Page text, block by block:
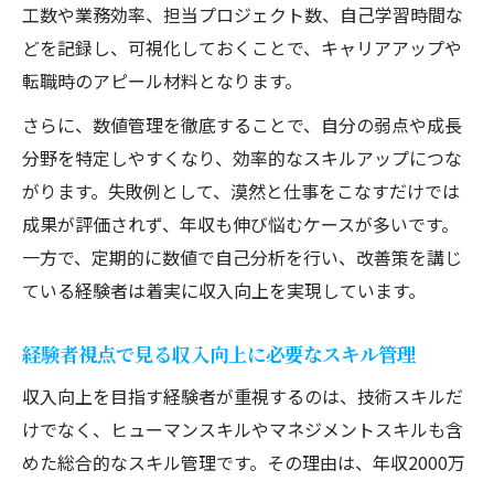
工数や業務効率、担当プロジェクト数、自己学習時間な
どを記録し、可視化しておくことで、キャリアアップや
転職時のアピール材料となります。
さらに、数値管理を徹底することで、自分の弱点や成長
分野を特定しやすくなり、効率的なスキルアップにつな
がります。失敗例として、漠然と仕事をこなすだけでは
成果が評価されず、年収も伸び悩むケースが多いです。
一方で、定期的に数値で自己分析を行い、改善策を講じ
ている経験者は着実に収入向上を実現しています。
経験者視点で見る収入向上に必要なスキル管理
収入向上を目指す経験者が重視するのは、技術スキルだ
けでなく、ヒューマンスキルやマネジメントスキルも含
めた総合的なスキル管理です。その理由は、年収2000万